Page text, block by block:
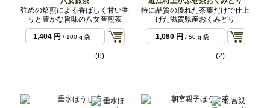
強めの焙煎による香ばしく甘い香
りと豊かな旨味の八女産煎茶
1,404 円 / 100 g 袋
(6)
特に品質の優れた茶葉だけで仕上
げた滋賀県産おくみどり
1,080 円 / 50 g 袋
(2)